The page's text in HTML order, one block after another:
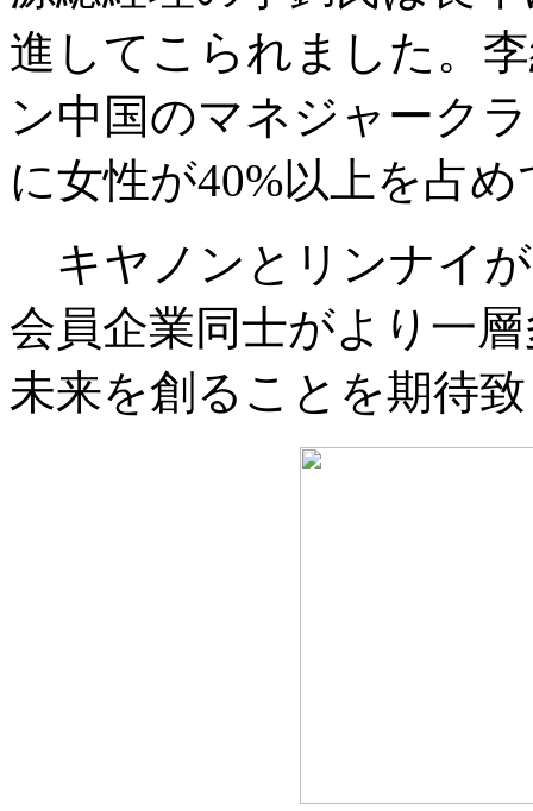
進してこられました。
ン中国のマネジャーク
に女性が40%以上を占
キヤノンとリンナイ
会員企業同士がより一
未来を創ることを期待